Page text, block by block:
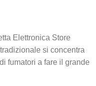
Elettronica Store
si concentra
fumatori a fare il grande